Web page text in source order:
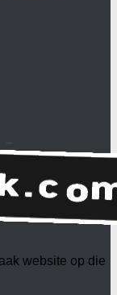
website op die